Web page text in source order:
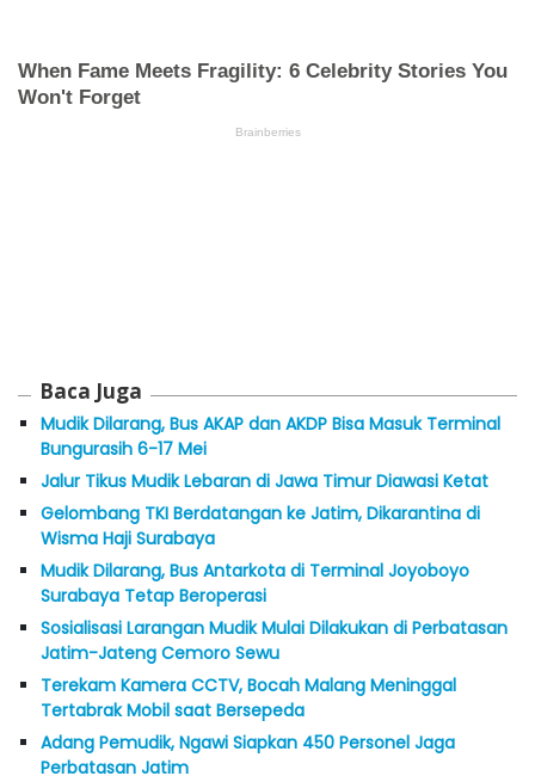
Baca Juga
Mudik Dilarang, Bus AKAP dan AKDP Bisa Masuk Terminal
Bungurasih 6-17 Mei
Jalur Tikus Mudik Lebaran di Jawa Timur Diawasi Ketat
Gelombang TKI Berdatangan ke Jatim, Dikarantina di
Wisma Haji Surabaya
Mudik Dilarang, Bus Antarkota di Terminal Joyoboyo
Surabaya Tetap Beroperasi
Sosialisasi Larangan Mudik Mulai Dilakukan di Perbatasan
Jatim-Jateng Cemoro Sewu
Terekam Kamera CCTV, Bocah Malang Meninggal
Tertabrak Mobil saat Bersepeda
Adang Pemudik, Ngawi Siapkan 450 Personel Jaga
Perbatasan Jatim